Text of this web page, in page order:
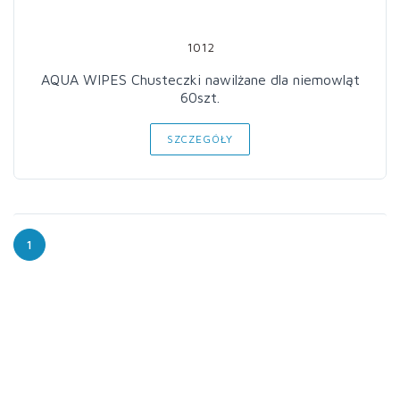
1012
AQUA WIPES Chusteczki nawilżane dla niemowląt
60szt.
SZCZEGÓŁY
1